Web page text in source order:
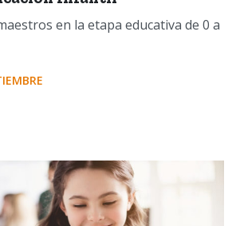
en la etapa educativa de 0 a